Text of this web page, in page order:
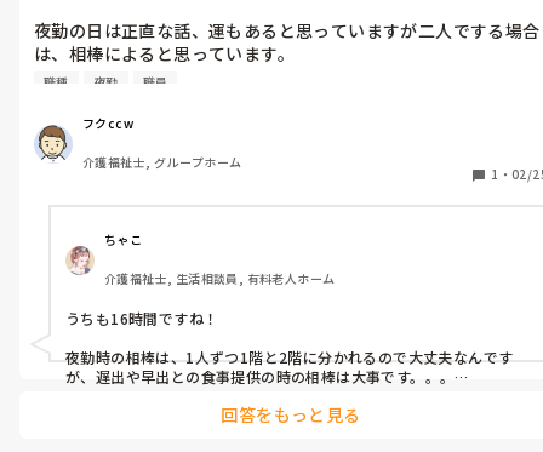
夜勤の日は正直な話、運もあると思っていますが二人でする場合
は、相棒によると思っています。
ところで、最近働き方改革等々で、介護職員の夜勤負担も問題が
勤務でするところもあるみたいですが、皆さんは、どちらがいい
ですか？
ちなみに僕は、16時間勤務が2日分働くことになるので、いいで
職種 夜勤 職員
フクccw
介護福祉士, グループホーム
1 ・ 02/
ちゃこ
介護福祉士, 生活相談員, 有料老人ホーム
うちも16時間ですね！
夜勤時の相棒は、1人ずつ1階と2階に分かれるので大丈夫なんです
が、遅出や早出との食事提供の時の相棒は大事です。。。
仕事が早い人はササッと済ませますし(めちゃくちゃ助かる)、利用者
回答をもっと見る